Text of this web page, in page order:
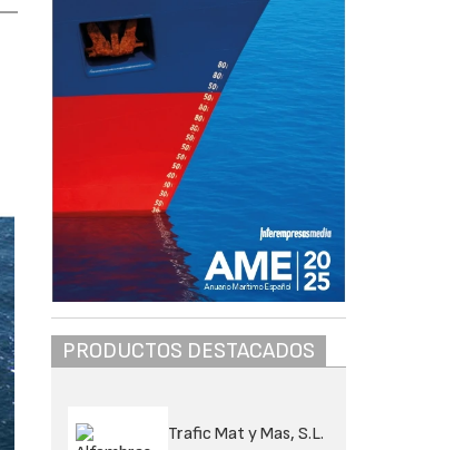
PRODUCTOS DESTACADOS
Trafic Mat y Mas, S.L.